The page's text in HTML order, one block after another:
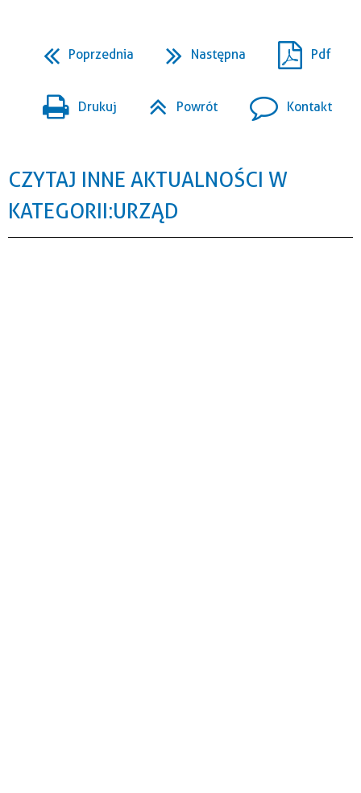
Poprzednia Następna Pdf
Drukuj Powrót Kontakt
CZYTAJ INNE AKTUALNOŚCI W
KATEGORII: URZĄD